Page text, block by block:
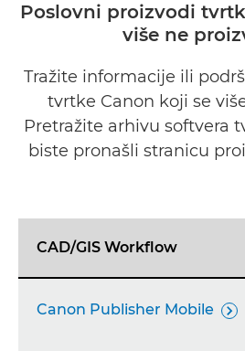
Povezani proizvodi i rješenja
Poslovni proizvodi
više ne
Tražite informacije ili
tvrtke Canon koji se
Pretražite arhivu softvera
biste pronašli stranicu
CAD/GIS Workflow
Canon Publisher Mobile 